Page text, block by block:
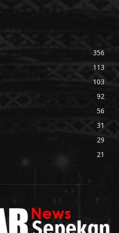
356
113
103
92
56
31
29
21